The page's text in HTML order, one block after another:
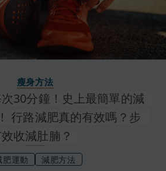
瘦身方法
次30分鐘！史上最簡單的減
行路減肥真的有效嗎？步
收減肚腩？
肥運動 減肥方法